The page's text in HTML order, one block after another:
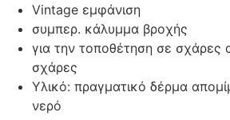
Vintage εμφάνιση
συμπερ. κάλυμμα βροχής
για την τοποθέτηση σε σχάρες
σχάρες
Υλικό: πραγματικό δέρμα
νερό